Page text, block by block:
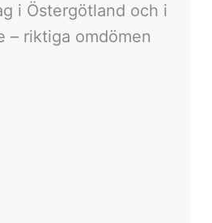
i Östergötland och i
– riktiga omdömen